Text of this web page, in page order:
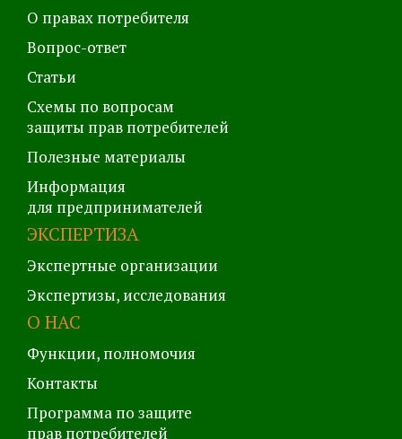
О правах потребителя
Вопрос-ответ
Статьи
Схемы по вопросам
защиты прав потребителей
Полезные материалы
Информация
для предпринимателей
ЭКСПЕРТИЗА
Экспертные организации
Экспертизы, исследования
О НАС
Функции, полномочия
Контакты
Программа по защите
прав потребителей